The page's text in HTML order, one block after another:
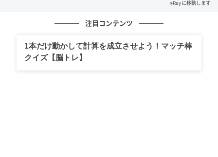
みなさんはわかりましたか？
ぜひ友だちや家族と一緒に楽しんでみてくださいね。
※解答は複数ある場合があります。
※Rayに移動します
注目コンテンツ
1本だけ動かして計算を成立させよう！マッチ棒
クイズ【脳トレ】